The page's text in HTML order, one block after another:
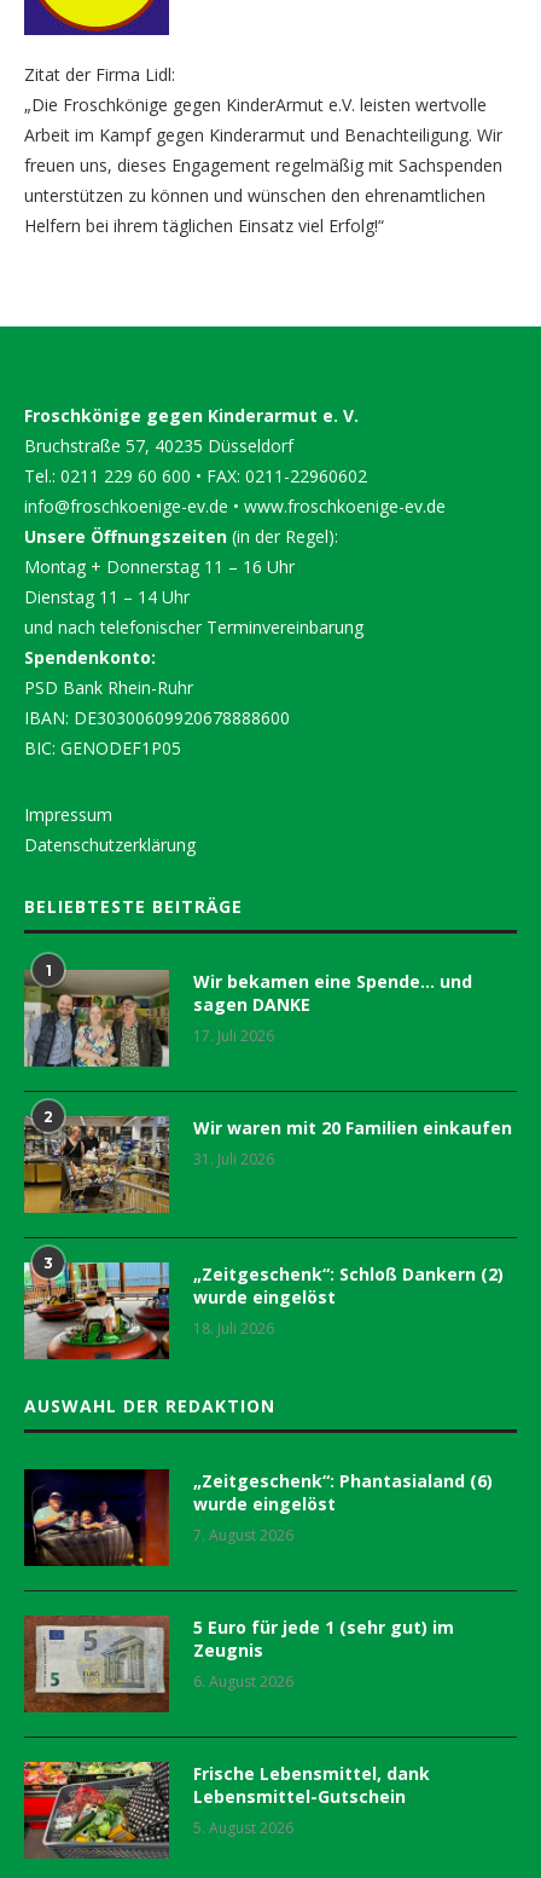
Zitat der Firma Lidl:
„Die Froschkönige gegen KinderArmut e.V. leisten wertvolle
Arbeit im Kampf gegen Kinderarmut und Benachteiligung. Wir
freuen uns, dieses Engagement regelmäßig mit Sachspenden
unterstützen zu können und wünschen den ehrenamtlichen
Helfern bei ihrem täglichen Einsatz viel Erfolg!“
Froschkönige gegen Kinderarmut e. V.
Bruchstraße 57, 40235 Düsseldorf
Tel.: 0211 229 60 600 • FAX: 0211-22960602
info@froschkoenige-ev.de • www.froschkoenige-ev.de
Unsere Öffnungszeiten (in der Regel):
Montag + Donnerstag 11 – 16 Uhr
Dienstag 11 – 14 Uhr
und nach telefonischer Terminvereinbarung
Spendenkonto:
PSD Bank Rhein-Ruhr
IBAN: DE30300609920678888600
BIC: GENODEF1P05
Impressum
Datenschutzerklärung
BELIEBTESTE BEITRÄGE
1
Wir bekamen eine Spende… und
sagen DANKE
17. Juli 2026
2 Wir waren mit 20 Familien einkaufen
31. Juli 2026
3
„Zeitgeschenk“: Schloß Dankern (2)
wurde eingelöst
18. Juli 2026
AUSWAHL DER REDAKTION
„Zeitgeschenk“: Phantasialand (6)
wurde eingelöst
7. August 2026
5 Euro für jede 1 (sehr gut) im
Zeugnis
6. August 2026
Frische Lebensmittel, dank
Lebensmittel-Gutschein
5. August 2026